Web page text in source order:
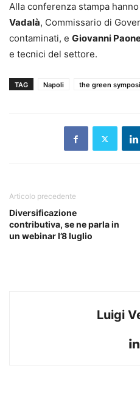
Alla conferenza stampa
Vadalà, Commissario di
contaminati, e Giovanni
e tecnici del settore.
TAG Napoli the green
Articolo precedente
Diversificazione
contributiva, se ne parla in
un webinar l’8 luglio
Luigi